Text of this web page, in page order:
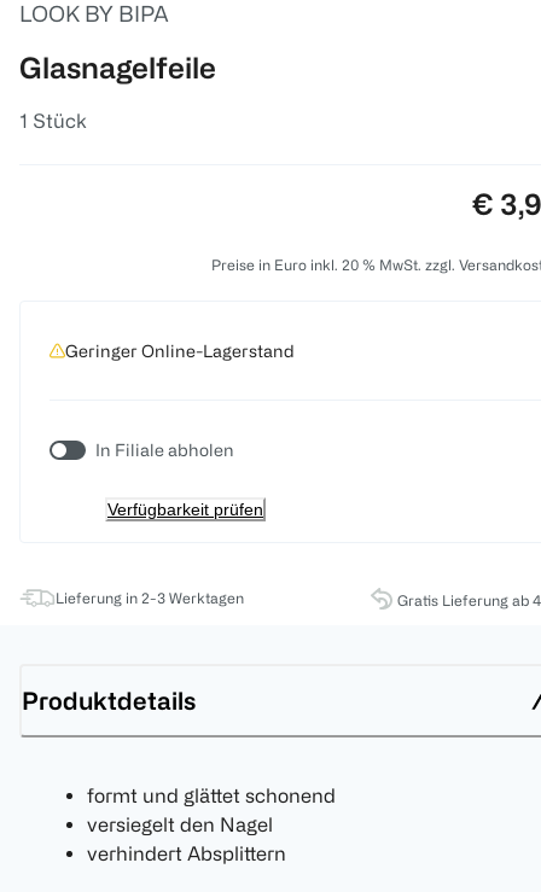
LOOK BY BIPA
Glasnagelfeile
1 Stück
€
Preise in Euro inkl. 20 % MwSt. zzgl.
Geringer Online-Lagerstand
In Filiale abholen
Verfügbarkeit prüfen
Lieferung in 2-3 Werktagen Gratis Lieferung ab
Produktdetails
formt und glättet schonend
versiegelt den Nagel
verhindert Absplittern